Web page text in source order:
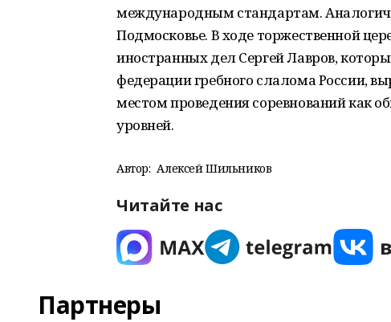
международным стандартам.
Подмосковье. В ходе торжественной
иностранных дел Сергей Лавров,
федерации гребного слалома России,
местом проведения соревнований как
уровней.
Автор: Алексей Шильников
Читайте нас
Партнеры